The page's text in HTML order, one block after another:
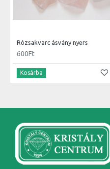
Rózsakvarc ásvány nyers
600Ft
Kosárba